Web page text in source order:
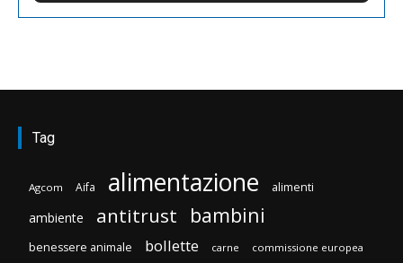
Tag
Agcom Aifa alimentazione alimenti
ambiente antitrust bambini
benessere animale bollette carne commissione europea